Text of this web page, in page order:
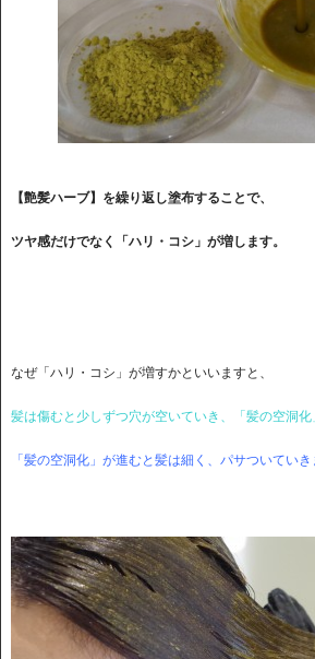
【艶髪ハーブ】を繰り返し塗布することで、
ツヤ感だけでなく「ハリ・コシ」が増します。
なぜ「ハリ・コシ」が増すかといいますと、
髪は傷むと少しずつ穴が空いていき、「髪の空洞化
「髪の空洞化」が進むと髪は細く、パサついていき